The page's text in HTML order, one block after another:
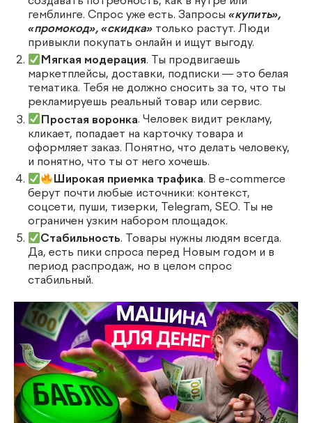
гемблинге. Спрос уже есть. Запросы «купить»,
«промокод», «скидка» только растут. Люди
привыкли покупать онлайн и ищут выгоду.
Мягкая модерация. Ты продвигаешь
маркетплейсы, доставки, подписки — это белая
тематика. Тебя не должно сносить за то, что ты
рекламируешь реальный товар или сервис.
Простая воронка. Человек видит рекламу,
кликает, попадает на карточку товара и
оформляет заказ. Понятно, что делать человеку,
и понятно, что ты от него хочешь.
Широкая приемка трафика. В e-commerce
берут почти любые источники: контекст,
соцсети, пуши, тизерки, Telegram, SEO. Ты не
ограничен узким набором площадок.
Стабильность. Товары нужны людям всегда.
Да, есть пики спроса перед Новым годом и в
период распродаж, но в целом спрос
стабильный.